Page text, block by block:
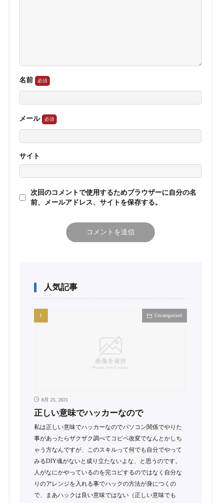
名前
メール
サイト
次回のコメントで使用するためブラウザーに自分の名
前、メールアドレス、サイトを保存する。
人気記事
Uncategorized
8月 25, 2021
正しい意味でハッカーなので
私は正しい意味でハッカーなのでパソコン関係でやりた
事があったらザクザク調べてコピペ改変でなんとかしち
ゃう方なんですが、このスキルって何でも自分でやって
みるDIY魂がないと成り立たないよな、と思うのです。
人がなにかやっているのを完コピするのではなく自分な
りのアレンジを入れる事でハックの方法が身につくの
で、まあハックは良い意味ではない（正しい意味でも